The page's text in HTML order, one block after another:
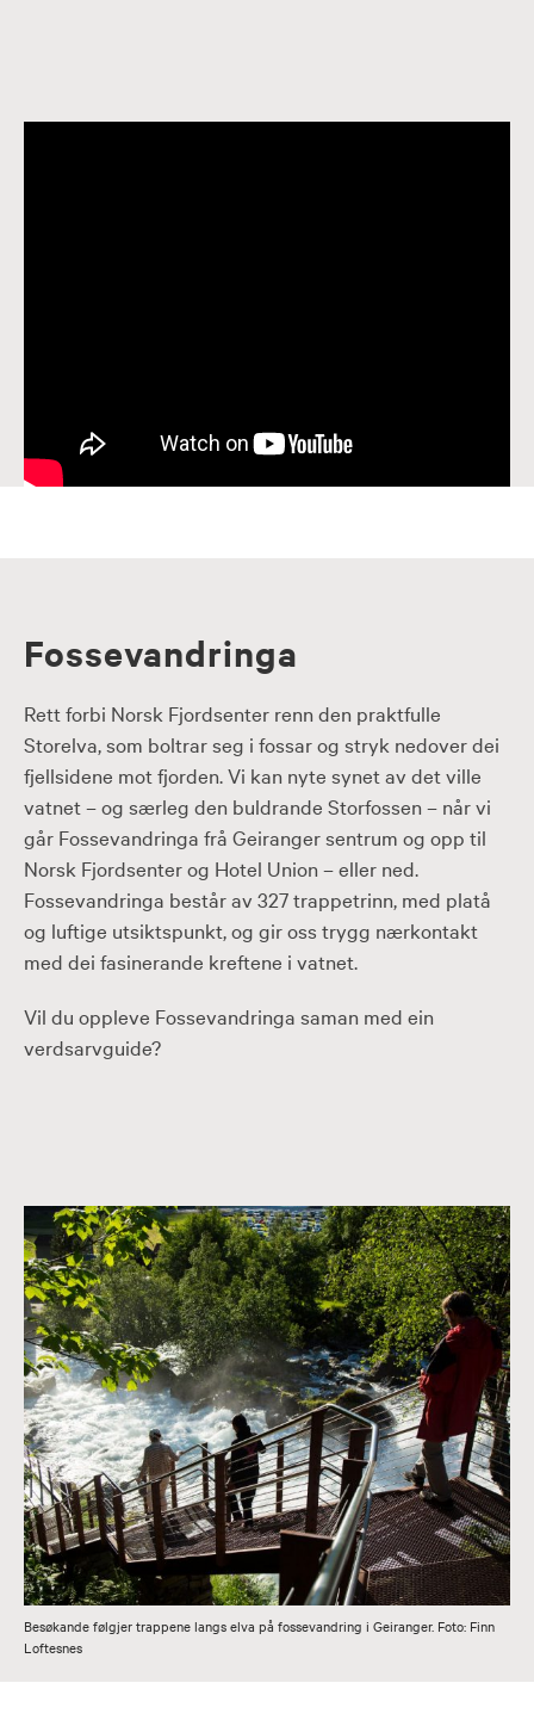
Fossevandringa
Rett forbi Norsk Fjordsenter renn den praktfulle
Storelva, som boltrar seg i fossar og stryk nedover dei
fjellsidene mot fjorden. Vi kan nyte synet av det ville
vatnet – og særleg den buldrande Storfossen – når vi
går Fossevandringa frå Geiranger sentrum og opp til
Norsk Fjordsenter og Hotel Union – eller ned.
Fossevandringa består av 327 trappetrinn, med platå
og luftige utsiktspunkt, og gir oss trygg nærkontakt
med dei fasinerande kreftene i vatnet.
Vil du oppleve Fossevandringa saman med ein
verdsarvguide?
Besøkande følgjer trappene langs elva på fossevandring i Geiranger. Foto: Finn
Loftesnes